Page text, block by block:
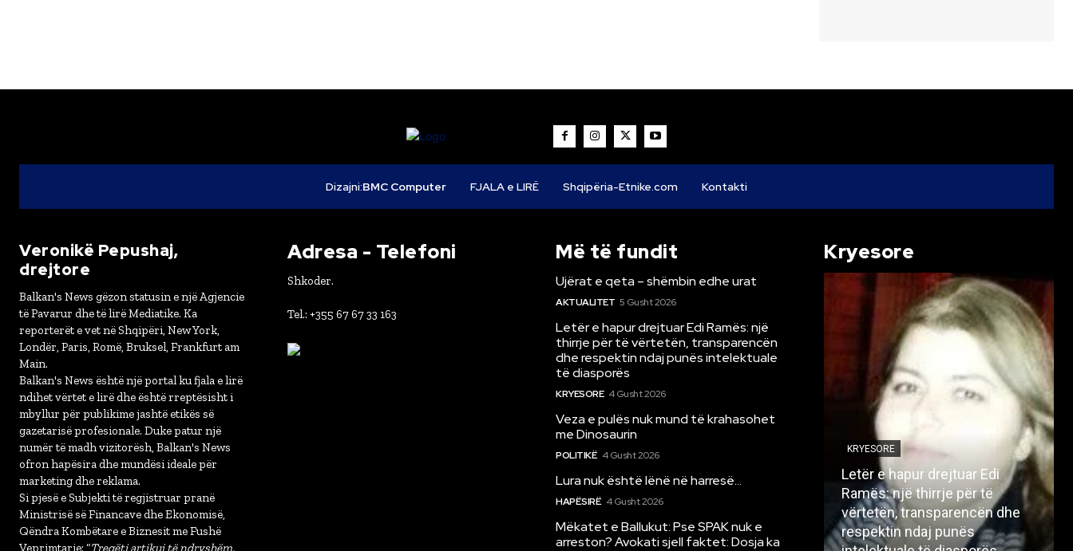
Dizajni:BMC Computer FJALA e LIRË Shqipëria-Etnike.com Kontakti
Veronikë Pepushaj,
drejtore
Balkan's News gëzon statusin e një Agjencie
të Pavarur dhe të lirë Mediatike. Ka
reporterët e vet në Shqipëri, New York,
Londër, Paris, Romë, Bruksel, Frankfurt am
Main.
Balkan's News është një portal ku fjala e lirë
ndihet vërtet e lirë dhe është rreptësisht i
mbyllur për publikime jashtë etikës së
gazetarisë profesionale. Duke patur një
numër të madh vizitorësh, Balkan's News
ofron hapësira dhe mundësi ideale për
marketing dhe reklama.
Si pjesë e Subjekti të regjistruar pranë
Ministrisë së Financave dhe Ekonomisë,
Qëndra Kombëtare e Biznesit me Fushë
Veprimtarie: “Tregëti artikuj të ndryshëm,
Adresa - Telefoni
Shkoder.
Tel.: +355 67 67 33 163
Më të fundit
Ujërat e qeta – shëmbin edhe urat
AKTUALITET 5 Gusht 2026
Letër e hapur drejtuar Edi Ramës: një
thirrje për të vërtetën, transparencën
dhe respektin ndaj punës intelektuale
të diasporës
KRYESORE 4 Gusht 2026
Veza e pulës nuk mund të krahasohet
me Dinosaurin
POLITIKË 4 Gusht 2026
Lura nuk është lënë në harresë…
HAPËSIRË 4 Gusht 2026
Mëkatet e Ballukut: Pse SPAK nuk e
arreston? Avokati sjell faktet: Dosja ka
Kryesore
KRYESORE
Letër e hapur drejtuar Edi
Ramës: një thirrje për të
vërtetën, transparencën dhe
respektin ndaj punës